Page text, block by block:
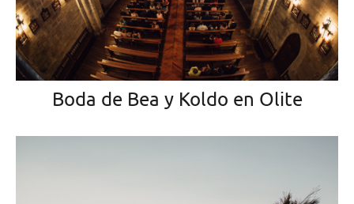
Boda de Bea y Koldo en Olite